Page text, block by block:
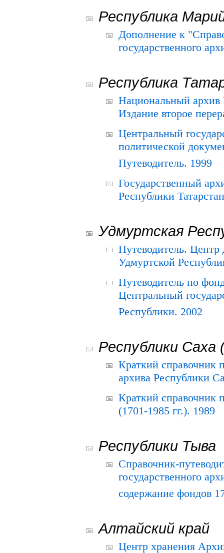
Республика
Дополнение к
государственного
Республика
Национальный архив
Издание второе
Центральный
политической
Путеводитель. 1999
Государственный
Республики
Удмуртская
Путеводитель.
Удмуртской
Путеводитель по
Центральный
Республики. 2002
Республики Саха
Краткий справочник
архива Республики
Краткий
(1701-1985 гг.). 1989
Республики Тыва
Справочник-
государственного
содержание фондов
Алтайский край
Центр хранения